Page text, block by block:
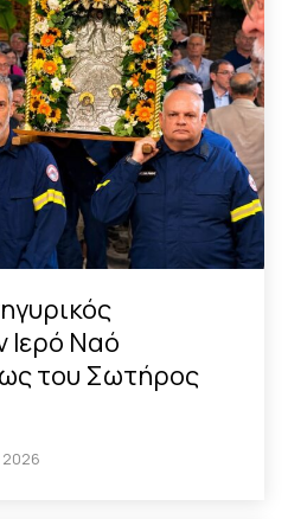
Ιερό Ναό
του Σωτήρος